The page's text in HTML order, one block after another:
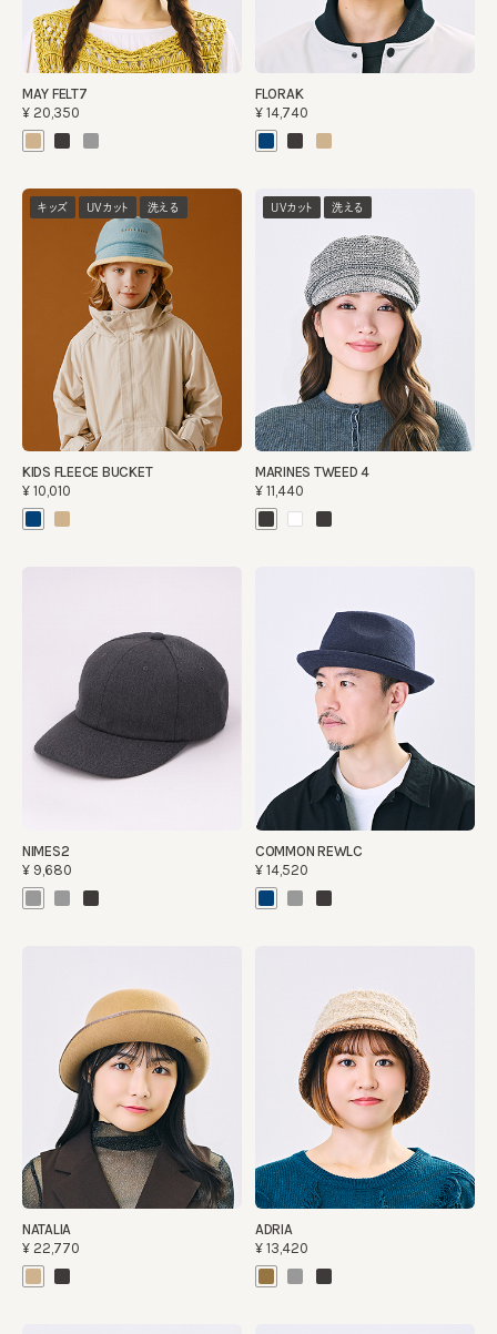
MAY FELT7
¥20,350
FLORAK
¥14,740
キッズ UVカット 洗える
KIDS FLEECE BUCKET
¥10,010
UVカット 洗える
MARINES TWEED 4
¥11,440
NIMES2
¥9,680
COMMON REWLC
¥14,520
NATALIA
¥22,770
ADRIA
¥13,420